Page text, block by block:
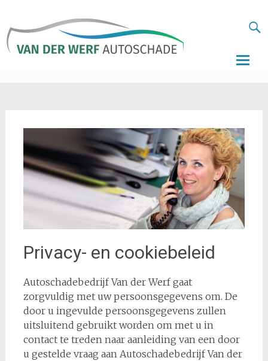
Privacy- en cookiebeleid
Autoschadebedrijf Van der Werf gaat
zorgvuldig met uw persoonsgegevens om. De
door u ingevulde persoonsgegevens zullen
uitsluitend gebruikt worden om met u in
contact te treden naar aanleiding van een door
u gestelde vraag aan Autoschadebedrijf Van der